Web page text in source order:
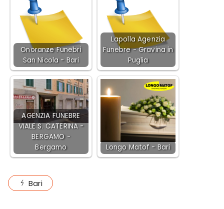
Onoranze Funebri
San Nicola - Bari
Lapolla Agenzia
Funebre - Gravina in
Puglia
AGENZIA FUNEBRE
VIALE S. CATERINA -
BERGAMO -
Bergamo
Longo Matof - Bari
Bari